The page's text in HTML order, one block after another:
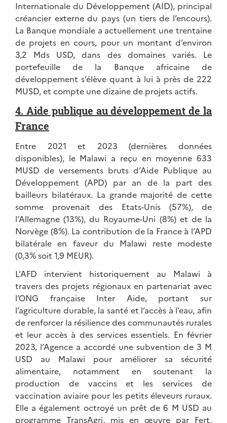
Internationale du Développement (AID), principal
créancier externe du pays (un tiers de l’encours).
La Banque mondiale a actuellement une trentaine
de projets en cours, pour un montant d’environ
3,2 Mds USD, dans des domaines variés. Le
portefeuille de la Banque africaine de
développement s’élève quant à lui à près de 222
MUSD, et compte une dizaine de projets actifs.
4. Aide publique au développement de la
France
Entre 2021 et 2023 (dernières données
disponibles), le Malawi a reçu en moyenne 633
MUSD de versements bruts d’Aide Publique au
Développement (APD) par an de la part des
bailleurs bilatéraux. La grande majorité de cette
somme provenait des Etats-Unis (57%), de
l’Allemagne (13%), du Royaume-Uni (8%) et de la
Norvège (8%). La contribution de la France à l’APD
bilatérale en faveur du Malawi reste modeste
(0,3% soit 1,9 MEUR).
L’AFD intervient historiquement au Malawi à
travers des projets régionaux en partenariat avec
l’ONG française Inter Aide, portant sur
l’agriculture durable, la santé et l’accès à l’eau, afin
de renforcer la résilience des communautés rurales
et leur accès à des services essentiels. En février
2023, l’Agence a accordé une subvention de 3 M
USD au Malawi pour améliorer sa sécurité
alimentaire, notamment en soutenant la
production de vaccins et les services de
vaccination aviaire pour les petits éleveurs ruraux.
Elle a également octroyé un prêt de 6 M USD au
programme TransAgri, mis en œuvre par Fert,